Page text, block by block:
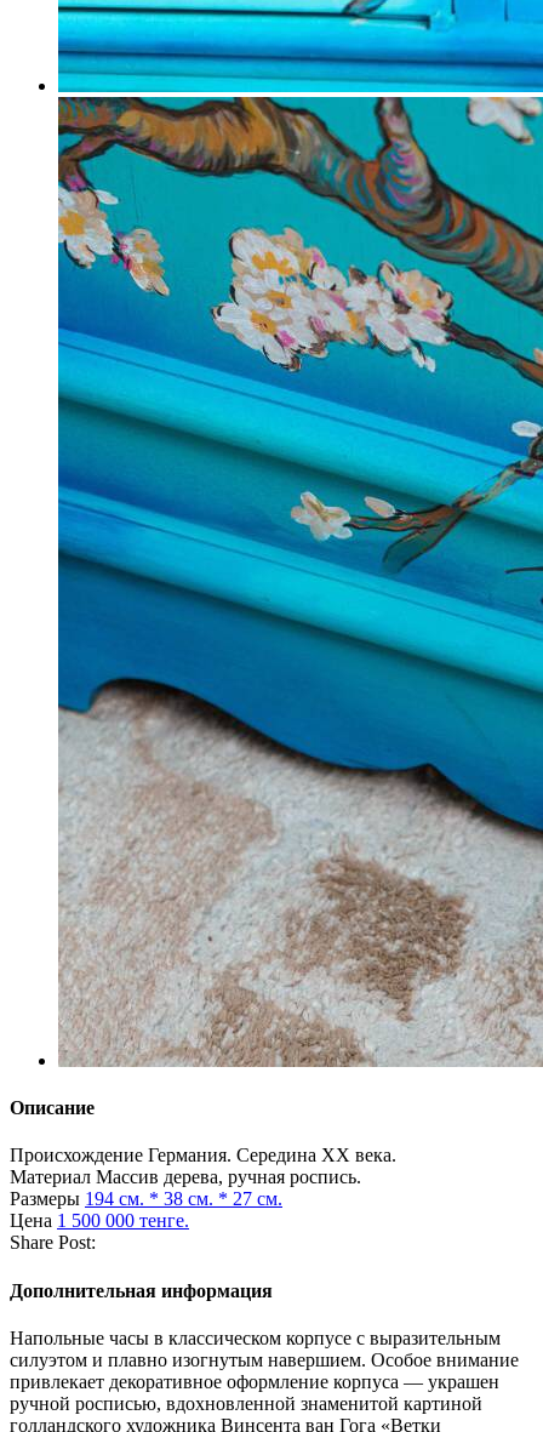
Описание
Происхождение Германия. Середина ХХ века.
Материал Массив дерева, ручная роспись.
Размеры 194 см. * 38 см. * 27 см.
Цена 1 500 000 тенге.
Share Post:
Дополнительная информация
Напольные часы в классическом корпусе с выразительным
силуэтом и плавно изогнутым навершием. Особое внимание
привлекает декоративное оформление корпуса — украшен
ручной росписью, вдохновленной знаменитой картиной
голландского художника Винсента ван Гога «Ветки